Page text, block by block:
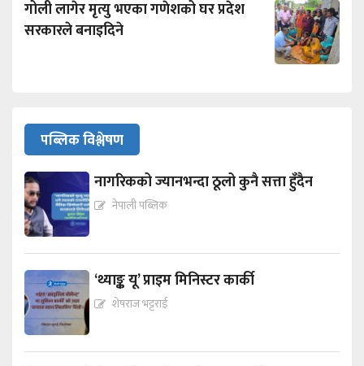
गोली लागेर मृत्यु भएका गणेशको घर प्रदेश
सरकारले बनाइदिने
पब्लिक विश्लेषण
नागरिकको ज्यानभन्दा ठूलो कुनै सत्ता हुँदैन
नेपाली पब्लिक
‘थ्याङ्क यू’ प्राइम मिनिस्टर कार्की
शेषराज भट्टराई